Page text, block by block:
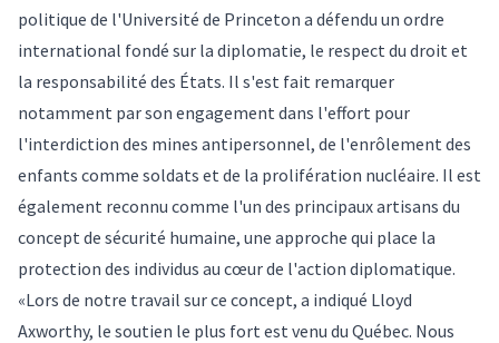
politique de l'Université de Princeton a défendu un ordre
international fondé sur la diplomatie, le respect du droit et
la responsabilité des États. Il s'est fait remarquer
notamment par son engagement dans l'effort pour
l'interdiction des mines antipersonnel, de l'enrôlement des
enfants comme soldats et de la prolifération nucléaire. Il est
également reconnu comme l'un des principaux artisans du
concept de sécurité humaine, une approche qui place la
protection des individus au cœur de l'action diplomatique.
«Lors de notre travail sur ce concept, a indiqué Lloyd
Axworthy, le soutien le plus fort est venu du Québec. Nous